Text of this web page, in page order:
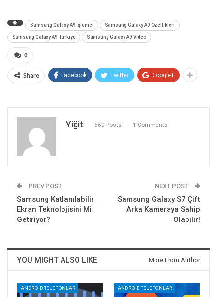
Samsung Galaxy A9 İşlemci Samsung Galaxy A9 Özellikleri
Samsung Galaxy A9 Türkiye Samsung Galaxy A9 Video
0
Share Facebook Twitter Google+
Yiğit 560 Posts 1 Comments
PREV POST
Samsung Katlanılabilir
Ekran Teknolojisini Mi
Getiriyor?
NEXT POST
Samsung Galaxy S7 Çift
Arka Kameraya Sahip
Olabilir!
YOU MIGHT ALSO LIKE More From Author
ANDROID TELEFONLAR ANDROID TELEFONLAR